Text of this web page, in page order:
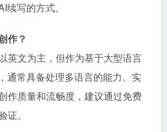
续写的方式。
作？
英文为主，但作为基于大型语言
通常具备处理多语言的能力。实
作质量和流畅度，建议通过免费
证。